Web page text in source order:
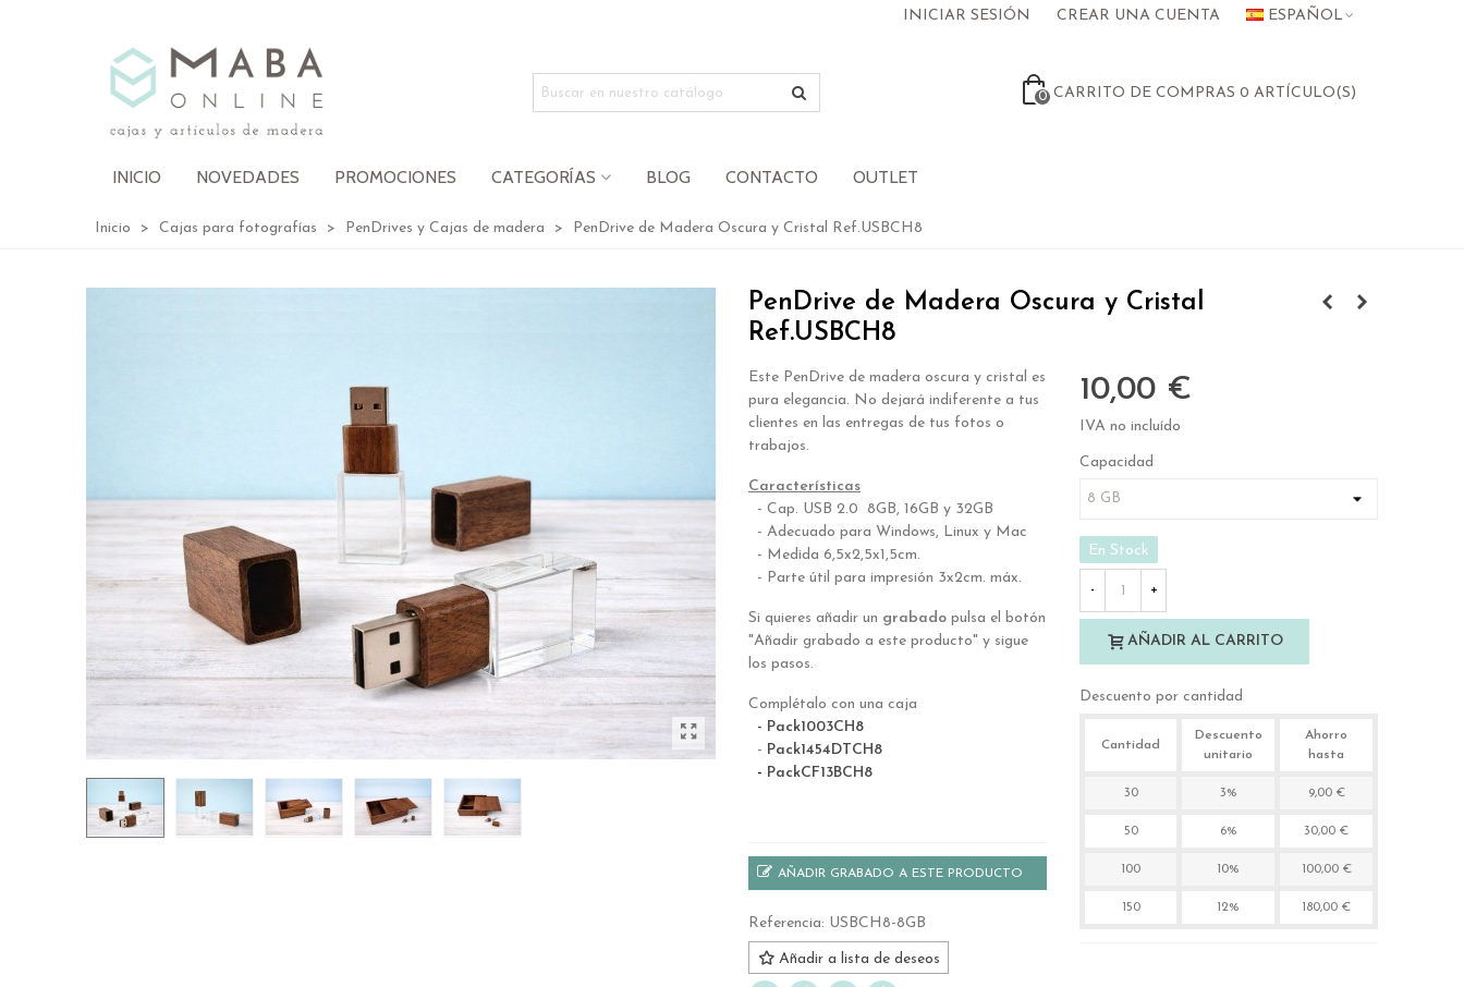
INICIAR SESIÓN CREAR UNA CUENTA ESPAÑOL
0 CARRITO DE COMPRAS 0 ARTÍCULO(S)
INICIO NOVEDADES PROMOCIONES CATEGORÍAS BLOG CONTACTO OUTLET
Inicio > Cajas para fotografías > PenDrives y Cajas de madera > PenDrive de Madera Oscura y Cristal Ref.USBCH8
PenDrive de Madera Oscura y Cristal
Ref.USBCH8
Este PenDrive de madera oscura y cristal es
pura elegancia. No dejará indiferente a tus
clientes en las entregas de tus fotos o
trabajos.
Características
- Cap. USB 2.0 8GB, 16GB y 32GB
- Adecuado para Windows, Linux y Mac
- Medida 6,5x2,5x1,5cm.
- Parte útil para impresión 3x2cm. máx.
Si quieres añadir un grabado pulsa el botón
"Añadir grabado a este producto" y sigue
los pasos.
Complétalo con una caja
- Pack1003CH8
- Pack1454DTCH8
- PackCF13BCH8
AÑADIR GRABADO A ESTE PRODUCTO
Referencia: USBCH8-8GB
Añadir a lista de deseos
10,00 €
IVA no incluído
Capacidad
En Stock
- +
AÑADIR AL CARRITO
Descuento por cantidad
Cantidad
Descuento
unitario
Ahorro
hasta
30 3% 9,00 €
50 6% 30,00 €
100 10% 100,00 €
150 12% 180,00 €